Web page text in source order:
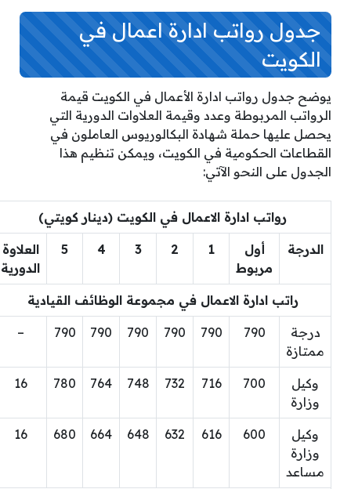
جدول رواتب ادارة اعمال في
الكويت
يوضح جدول رواتب ادارة الأعمال في الكويت قيمة
الرواتب المربوطة وعدد وقيمة العلاوات الدورية التي
يحصل عليها حملة شهادة البكالوريوس العاملون في
القطاعات الحكومية في الكويت، ويمكن تنظيم هذا
الجدول على النحو الآتي:
رواتب ادارة الاعمال في الكويت (دينار كويتي)
الدرجة
أول
مربوط
1
2
3
4
5
العلاوة
الدورية
راتب ادارة الاعمال في مجموعة الوظائف القيادية
درجة
ممتازة
790
790
790
790
790
790
–
وكيل
وزارة
700
716
732
748
764
780
16
وكيل
وزارة
مساعد
600
616
632
648
664
680
16